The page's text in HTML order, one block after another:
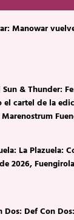
Manowar
Sun & Thunder:
el cartel de la
La Plazuela:
2026,
Dos: Def Con